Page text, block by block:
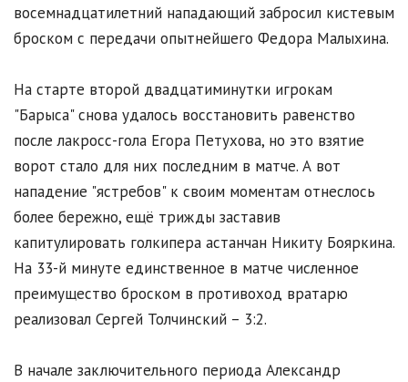
восемнадцатилетний нападающий забросил кистевым
броском с передачи опытнейшего Федора Малыхина.
На старте второй двадцатиминутки игрокам
"Барыса" снова удалось восстановить равенство
после лакросс-гола Егора Петухова, но это взятие
ворот стало для них последним в матче. А вот
нападение "ястребов" к своим моментам отнеслось
более бережно, ещё трижды заставив
капитулировать голкипера астанчан Никиту Бояркина.
На 33-й минуте единственное в матче численное
преимущество броском в противоход вратарю
реализовал Сергей Толчинский – 3:2.
В начале заключительного периода Александр